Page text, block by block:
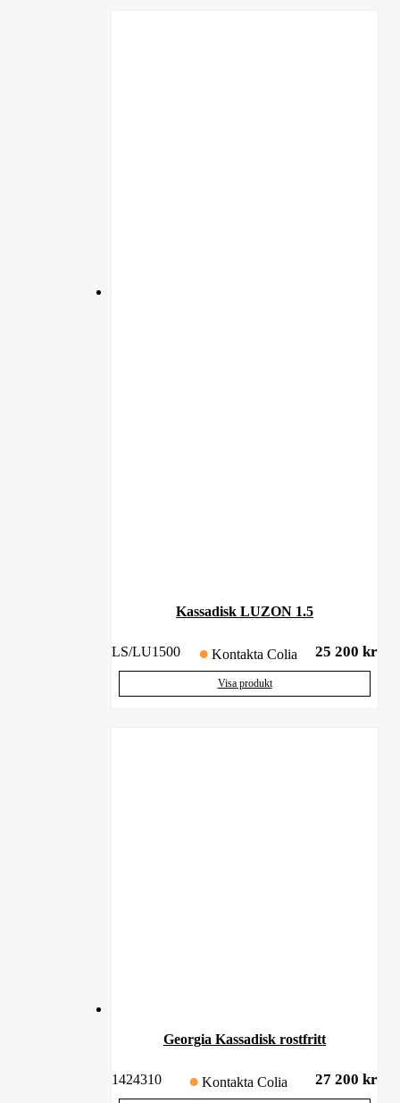
Kassadisk LUZON 1.5
LS/LU1500 Kontakta Colia 25 200 kr
Visa produkt
Georgia Kassadisk rostfritt
1424310 Kontakta Colia 27 200 kr